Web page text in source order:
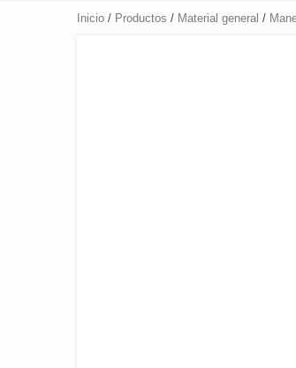
Inicio / Productos / Material general /